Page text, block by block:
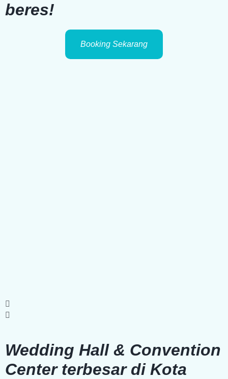
beres!
Booking Sekarang
Wedding Hall & Convention
Center terbesar di Kota